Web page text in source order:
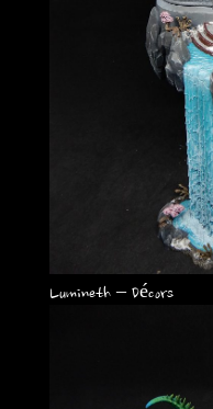
Lumineth – Décors